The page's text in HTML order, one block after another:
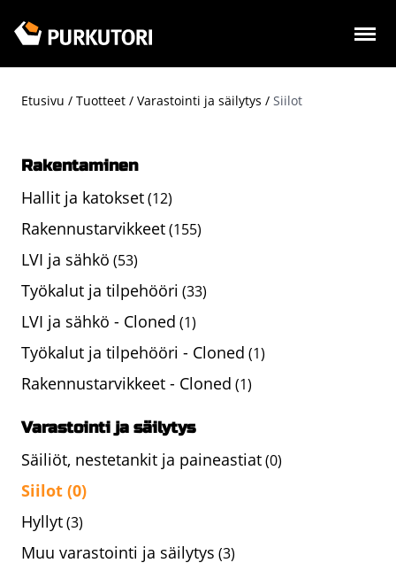
pääsisältöön
Etusivu Tuotteet Varastointi ja säilytys Siilot
Rakentaminen
Hallit ja katokset(12)
Rakennustarvikkeet(155)
LVI ja sähkö (53)
Työkalut ja tilpehööri (33)
LVI ja sähkö - Cloned (1)
Työkalut ja tilpehööri - Cloned (1)
Rakennustarvikkeet - Cloned (1)
Varastointi ja säilytys
Säiliöt, nestetankit ja paineastiat(0)
Siilot (0)
Hyllyt(3)
Muu varastointi ja säilytys (3)